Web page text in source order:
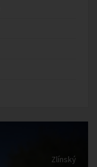
Zlínský